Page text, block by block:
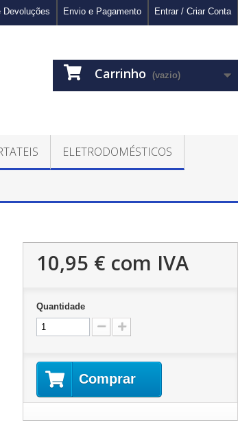
Entrar / Criar Conta
Envio e Pagamento
Devoluções
Carrinho (vazio)
ELETRODOMÉSTICOS
10,95 € com IVA
Quantidade
Comprar